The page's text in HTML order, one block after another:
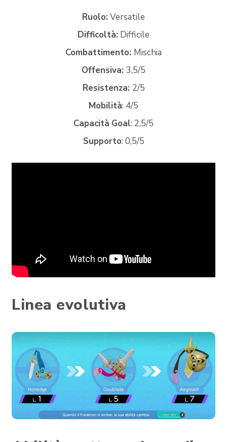
Ruolo:Versatile
Difficoltà: Difficile
Combattimento: Mischia
Offensiva: 3,5/5
Resistenza: 2/5
Mobilità: 4/5
Capacità Goal: 2,5/5
Supporto: 0,5/5
Linea evolutiva